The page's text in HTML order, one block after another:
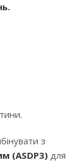
з
(ASDP3) для